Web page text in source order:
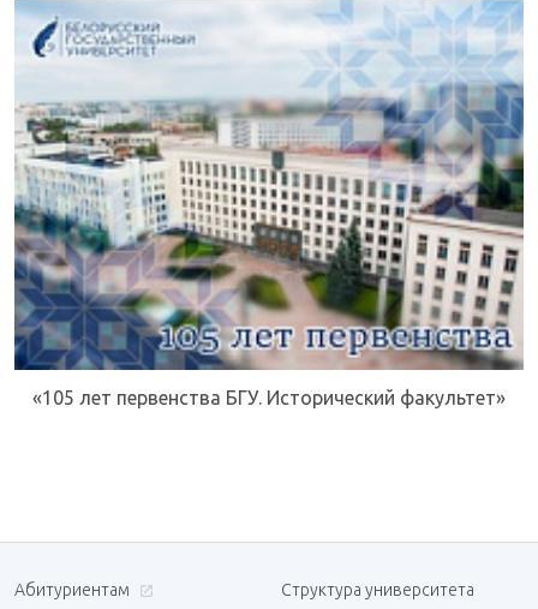
«105 лет первенства БГУ. Исторический факультет»
Абитуриентам Структура университета